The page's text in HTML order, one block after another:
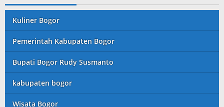
Kuliner Bogor
Pemerintah Kabupaten Bogor
Bupati Bogor Rudy Susmanto
kabupaten bogor
Wisata Bogor